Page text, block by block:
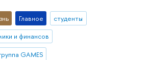
Главное
студенты
и финансов
GAMES